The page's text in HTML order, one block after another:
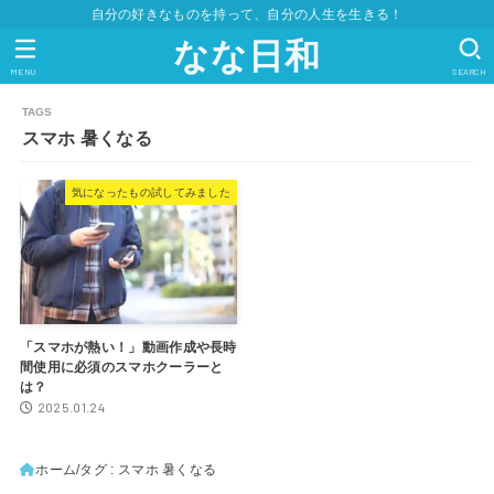
自分の好きなものを持って、自分の人生を生きる！
なな日和 SEARCH
MENU
スマホ 暑くなる
気になったもの試してみました
「スマホが熱い！」動画作成や長時
間使用に必須のスマホクーラーと
は？
2025.01.24
ホーム タグ : スマホ 暑くなる